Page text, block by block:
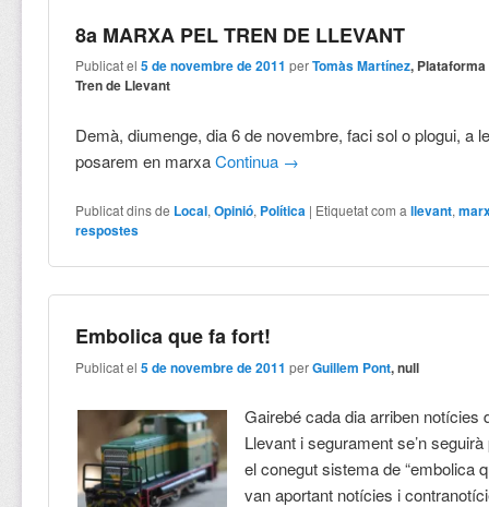
8a MARXA PEL TREN DE LLEVANT
Publicat el5 de novembre de 2011 perTomàs Martínez,
Tren de Llevant
Demà, diumenge, dia 6 de novembre, faci sol o plogui, a
posarem en marxaContinua →
Publicat dins de Local,Opinió, Política | Etiquetat com a llevant,
respostes
Embolica que fa fort!
Publicat el5 de novembre de 2011 perGuillem Pont, null
Gairebé cada dia arriben notícies
Llevant i segurament se’n seguirà
el conegut sistema de “embolica
van aportant notícies i